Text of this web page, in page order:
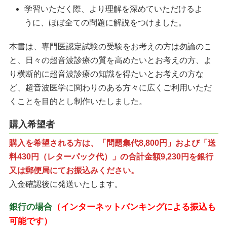
学習いただく際、より理解を深めていただけるよ
うに、ほぼ全ての問題に解説をつけました。
本書は、専門医認定試験の受験をお考えの方は勿論のこ
と、日々の超音波診療の質を高めたいとお考えの方、よ
り横断的に超音波診療の知識を得たいとお考えの方な
ど、超音波医学に関わりのある方々に広くご利用いただ
くことを目的とし制作いたしました。
購入希望者
購入を希望される方は、「問題集代8,800円」および「送
料430円（レターパック代）」の合計金額9,230円を銀行
又は郵便局にてお振込みください。
入金確認後に発送いたします。
銀行の場合（インターネットバンキングによる振込も
可能です）